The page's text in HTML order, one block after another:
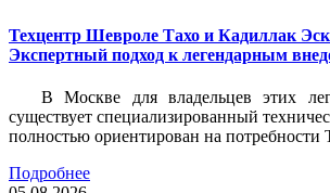
Техцентр Шевроле Тахо и Кадиллак
Экспертный подход к легендарным
В Москве для владельцев этих
существует специализированный
полностью ориентирован на потребности
Подробнее